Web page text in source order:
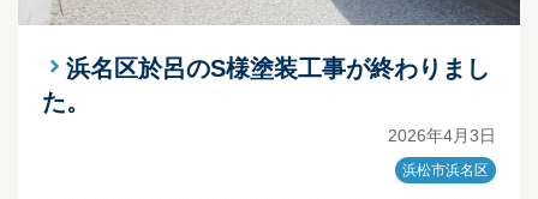
浜名区於呂のS様塗装工事が終わりまし
た。
2026年4月3日
浜松市浜名区